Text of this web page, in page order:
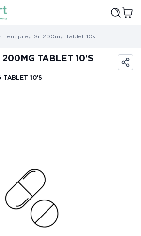
Leutipreg Sr 200mg Tablet 10s
200MG TABLET 10'S
TABLET 10'S